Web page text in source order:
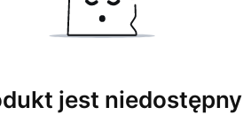
jest niedostępny